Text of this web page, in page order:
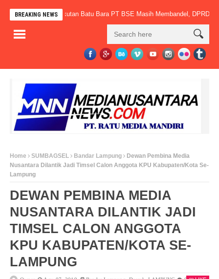
BREAKING NEWS
Bertaring, Angkutan Batu Bara PT BSE Masih Membandel, DPRD PALI
Home SUMBAGSEL Bandar Lampung
Dewan Pembina Media
Nusantara Dilantik Jadi Timsel Calon Anggota KPU Kabupaten/Kota Se-
Lampung
DEWAN PEMBINA MEDIA
NUSANTARA DILANTIK JADI
TIMSEL CALON ANGGOTA
KPU KABUPATEN/KOTA SE-
LAMPUNG